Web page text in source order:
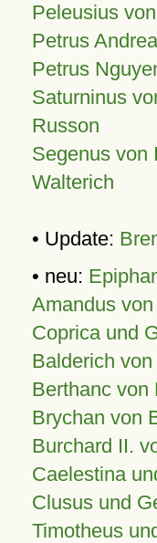
Peleusius
Petrus
Petrus
Saturninus
Russon
Segenus von
Walterich
• Update:
• neu:
Amandus
Coprica und
Balderich
Berthanc von
Brychan von
Burchard II.
Caelestina
Clusus und
Timotheus